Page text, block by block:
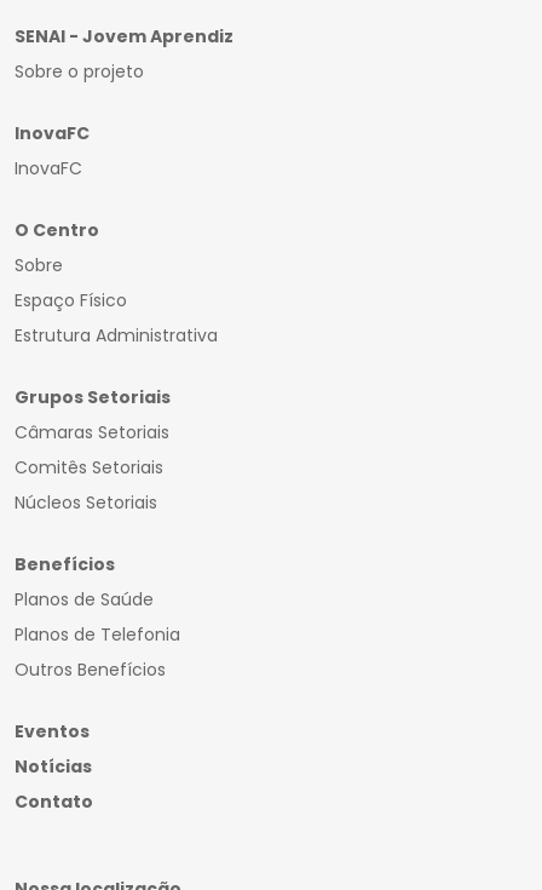
SENAI - Jovem Aprendiz
Sobre o projeto
InovaFC
InovaFC
O Centro
Sobre
Espaço Físico
Estrutura Administrativa
Grupos Setoriais
Câmaras Setoriais
Comitês Setoriais
Núcleos Setoriais
Benefícios
Planos de Saúde
Planos de Telefonia
Outros Benefícios
Eventos
Notícias
Contato